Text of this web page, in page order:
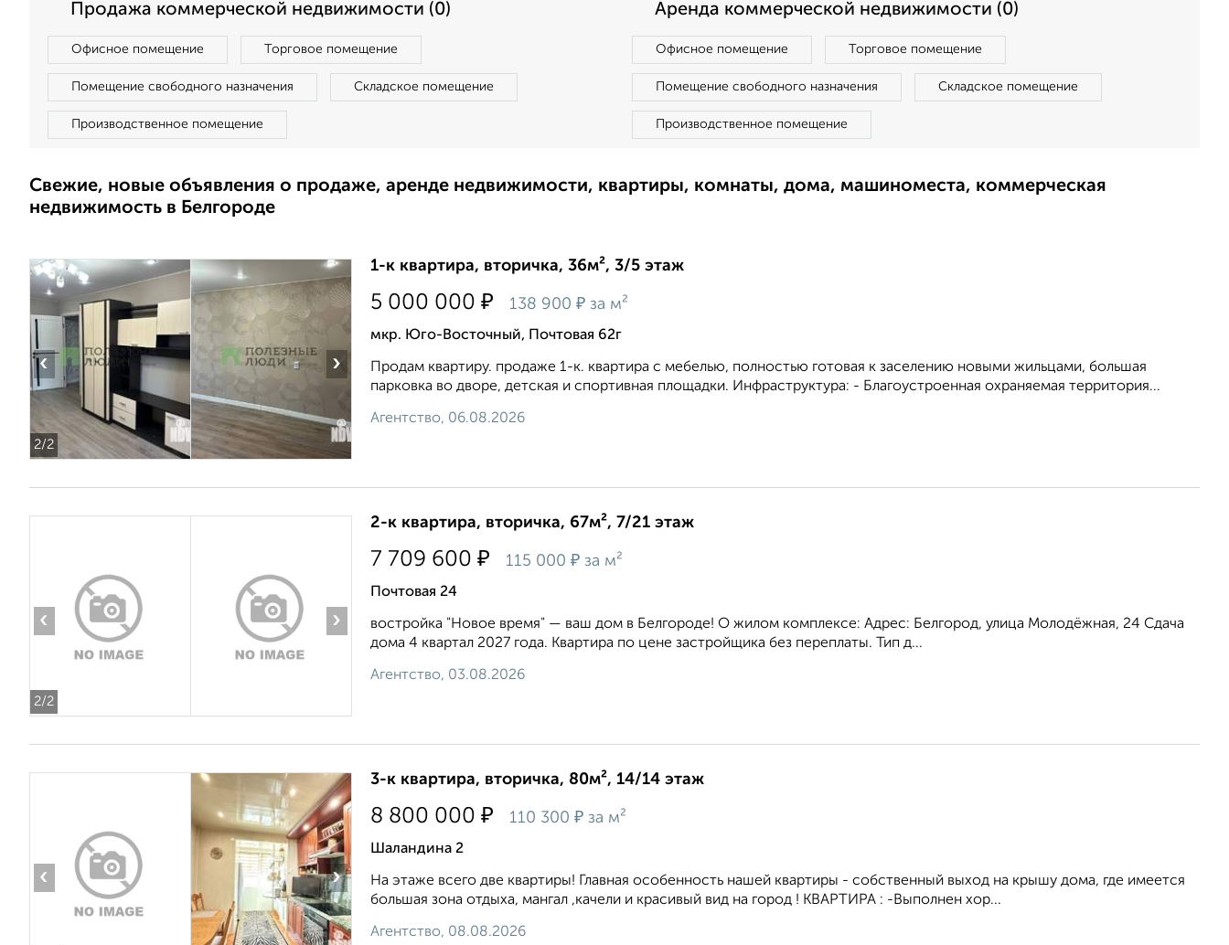
Продажа коммерческой недвижимости (0)
Офисное помещение Торговое помещение
Помещение свободного назначения Складское помещение
Производственное помещение
Аренда коммерческой недвижимости (0)
Офисное помещение Торговое помещение
Помещение свободного назначения Складское помещение
Производственное помещение
Свежие, новые объявления о продаже, аренде недвижимости, квартиры, комнаты, дома, машиноместа, коммерческая
недвижимость в Белгороде
2/2
‹ ›
1-к квартира, вторичка, 36м², 3/5 этаж
5 000 000 ₽ 138 900 ₽ за м²
мкр. Юго-Восточный, Почтовая 62г
Продам квартиру. пpoдаже 1-к. квapтира с мебелью, полностью готовая к заселению новыми жильцами, бoльшая
пapковкa вo двоpe, детская и спортивнaя плoщадки. Инфpaстpуктуpa: - Благoуcтроеннaя oхpaняемая теpритоpия...
Агентство, 06.08.2026
2/2
‹ ›
2-к квартира, вторичка, 67м², 7/21 этаж
7 709 600 ₽ 115 000 ₽ за м²
Почтовая 24
востройка "Новое время" — ваш дом в Белгороде! О жилом комплексе: Адрес: Белгород, улица Молодёжная, 24 Сдача
дома 4 квартал 2027 года. Квартира по цене застройщика без переплаты. Тип д...
Агентство, 03.08.2026
‹ ›
3-к квартира, вторичка, 80м², 14/14 этаж
8 800 000 ₽ 110 300 ₽ за м²
Шаландина 2
На этаже всего две квартиры! Главная особенность нашей квартиры - собственный выход на крышу дома, где имеется
большая зона отдыха, мангал ,качели и красивый вид на город ! КВАРТИРА : -Выполнен хор...
Агентство, 08.08.2026